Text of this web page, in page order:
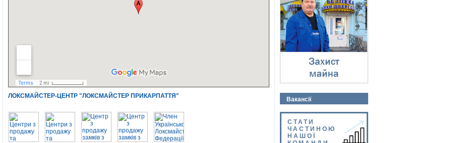
ЛОКСМАЙСТЕР-ЦЕНТР "ЛОКСМАЙСТЕР ПРИКАРПАТТЯ"
⇓
Вакансії
СТАТИ
ЧАСТИНОЮ
НАШОЇ